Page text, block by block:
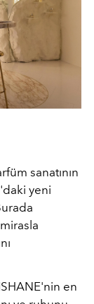
sanatının
yeni
en